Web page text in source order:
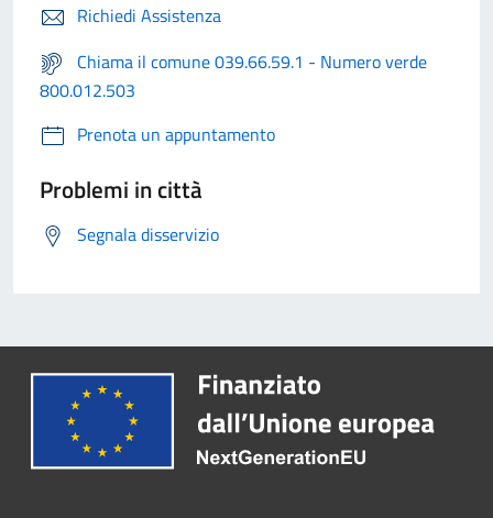
Richiedi Assistenza
Chiama il comune 039.66.59.1 - Numero verde
800.012.503
Prenota un appuntamento
Problemi in città
Segnala disservizio